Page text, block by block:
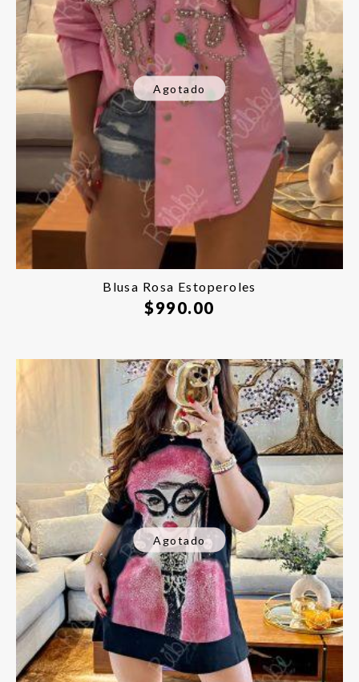
Agotado
Blusa Rosa Estoperoles
$990.00
Agotado